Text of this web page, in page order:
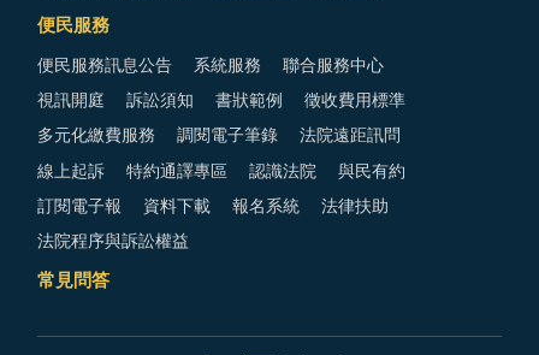
便民服務
便民服務訊息公告 系統服務 聯合服務中心
視訊開庭 訴訟須知 書狀範例 徵收費用標準
多元化繳費服務 調閱電子筆錄 法院遠距訊問
線上起訴 特約通譯專區 認識法院 與民有約
訂閱電子報 資料下載 報名系統 法律扶助
法院程序與訴訟權益
常見問答